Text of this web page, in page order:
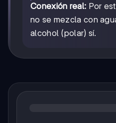
Conexión real: Por
no se mezcla con
alcohol (polar) sí.